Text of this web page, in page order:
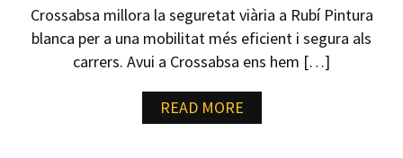
Crossabsa millora la seguretat viària a Rubí Pintura
blanca per a una mobilitat més eficient i segura als
carrers. Avui a Crossabsa ens hem […]
READ MORE